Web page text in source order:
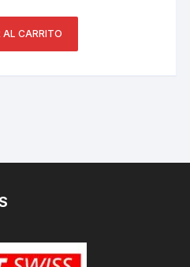
AL CARRITO